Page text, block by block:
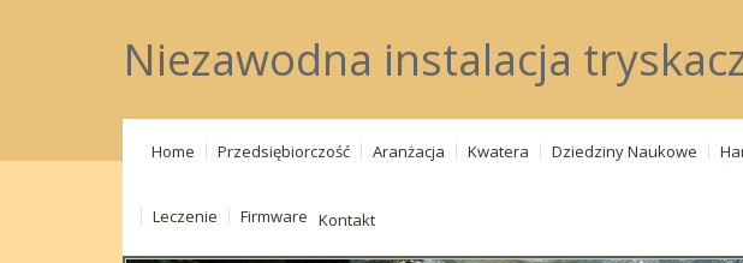
Niezawodna instalacja
Home Przedsiębiorczość Aranżacja Kwatera Dziedziny Naukowe
Leczenie Firmware Kontakt